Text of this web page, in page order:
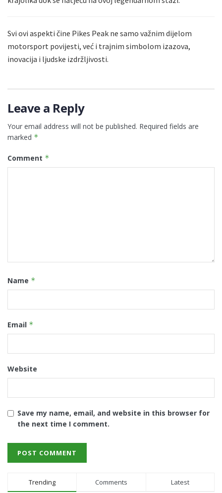
Svi ovi aspekti čine Pikes Peak ne samo važnim dijelom
motorsport povijesti, već i trajnim simbolom izazova,
inovacija i ljudske izdržljivosti.
Leave a Reply
Your email address will not be published. Required fields are
marked *
Comment *
Name *
Email *
Website
Save my name, email, and website in this browser for
the next time I comment.
Trending Comments Latest